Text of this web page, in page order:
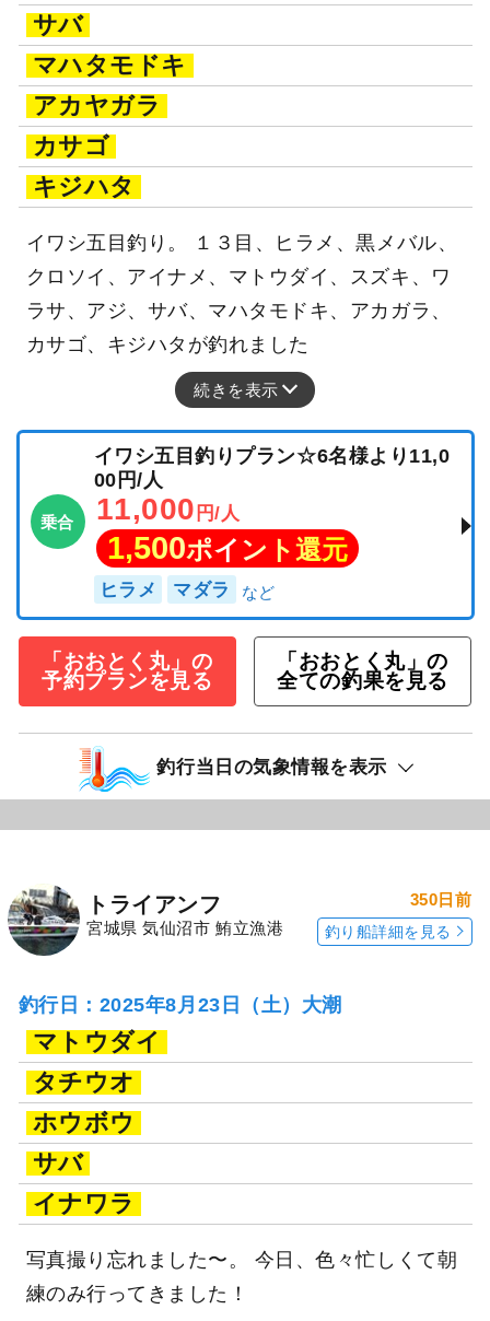
サバ
マハタモドキ
アカヤガラ
カサゴ
キジハタ
イワシ五目釣り。 １３目、ヒラメ、黒メバル、
クロソイ、アイナメ、マトウダイ、スズキ、ワ
ラサ、アジ、サバ、マハタモドキ、アカガラ、
カサゴ、キジハタが釣れました
続きを表示
乗合
イワシ五目釣りプラン☆6名様より11,0
00円/人
11,000 円/人
1,500ポイント還元
ヒラメ マダラ
「おおとく丸」の
予約プランを見る
「おおとく丸」の
全ての釣果を見る
釣行当日の気象情報を表示
トライアンフ
宮城県 気仙沼市 鮪立漁港
350日前
釣り船詳細を見る
釣行日：2025年8月23日（土）大潮
マトウダイ
タチウオ
ホウボウ
サバ
イナワラ
写真撮り忘れました〜。 今日、色々忙しくて朝
練のみ行ってきました！